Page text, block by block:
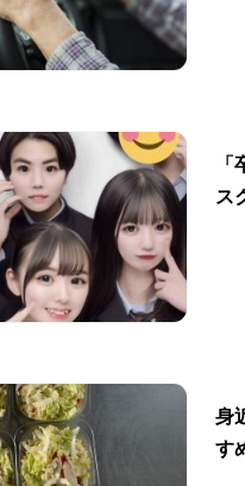
ス
身
す